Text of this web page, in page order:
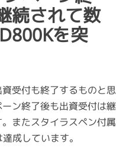
続されて数
を突
受付も終了するものと思
ン終了後も出資受付は継
またスタイラスペン付属
成しています。